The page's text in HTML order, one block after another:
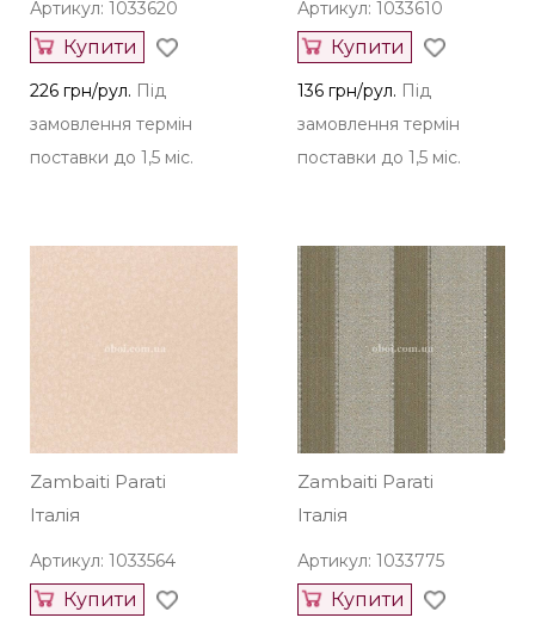
Артикул: 1033620
Купити
226 грн/рул. Під
замовлення термін
поставки до 1,5 міс.
Артикул: 1033610
Купити
136 грн/рул. Під
замовлення термін
поставки до 1,5 міс.
Zambaiti Parati
Італія
Артикул: 1033564
Купити
Zambaiti Parati
Італія
Артикул: 1033775
Купити